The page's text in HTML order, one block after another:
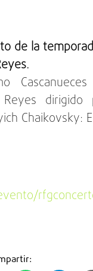
de la
dirigido
Chaikovsky: